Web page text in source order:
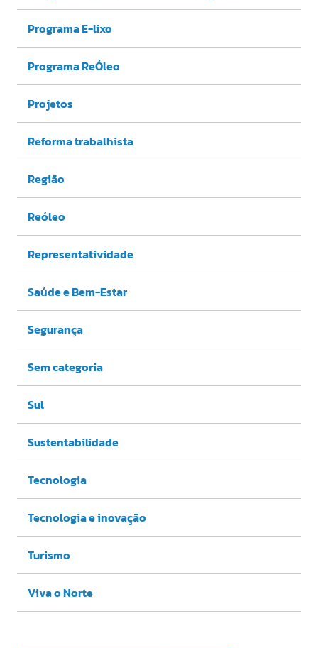
Programa E-lixo
Programa ReÓleo
Projetos
Reforma trabalhista
Região
Reóleo
Representatividade
Saúde e Bem-Estar
Segurança
Sem categoria
Sul
Sustentabilidade
Tecnologia
Tecnologia e inovação
Turismo
Viva o Norte